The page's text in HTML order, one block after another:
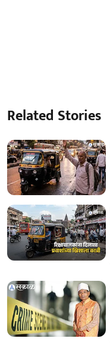
Related Stories